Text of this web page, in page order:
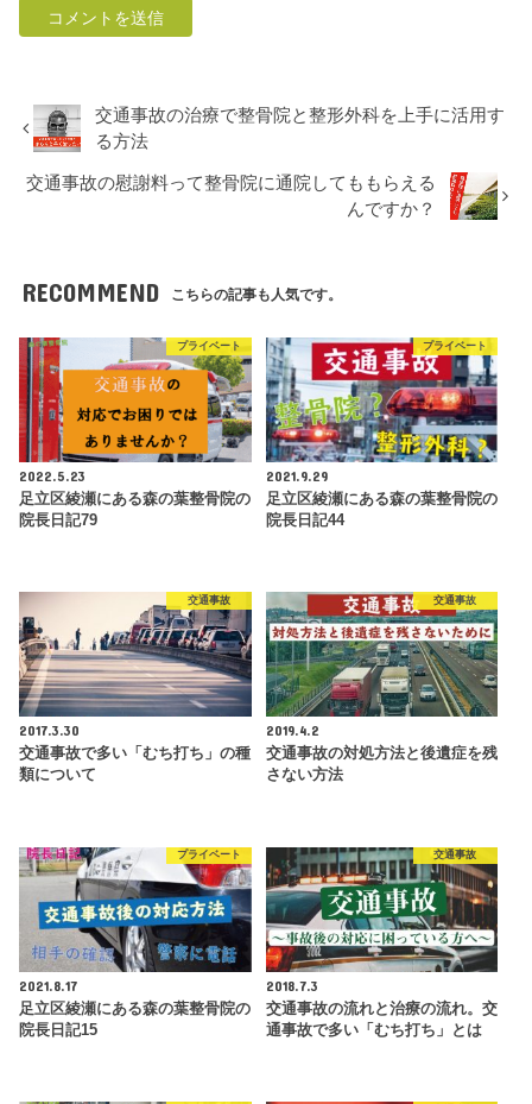
交通事故の治療で整骨院と整形外科を上手に活用す
る方法
交通事故の慰謝料って整骨院に通院してももらえる
んですか？
RECOMMEND こちらの記事も人気です。
プライベート
2022.5.23
足立区綾瀬にある森の葉整骨院の
院長日記79
プライベート
2021.9.29
足立区綾瀬にある森の葉整骨院の
院長日記44
交通事故
2017.3.30
交通事故で多い「むち打ち」の種
類について
交通事故
2019.4.2
交通事故の対処方法と後遺症を残
さない方法
プライベート
2021.8.17
足立区綾瀬にある森の葉整骨院の
院長日記15
交通事故
2018.7.3
交通事故の流れと治療の流れ。交
通事故で多い「むち打ち」とは